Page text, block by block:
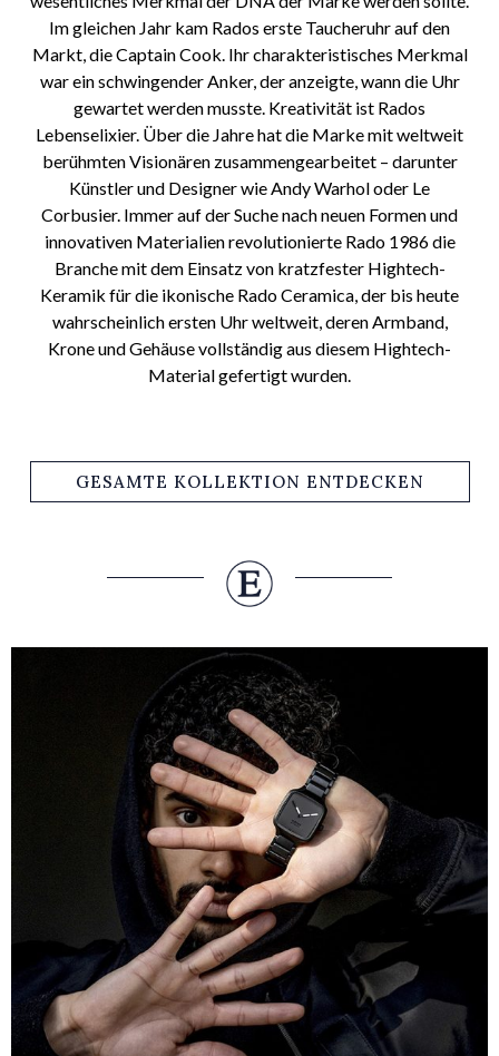
Im gleichen Jahr kam Rados erste Taucheruhr auf den
Markt, die Captain Cook. Ihr charakteristisches Merkmal
war ein schwingender Anker, der anzeigte, wann die Uhr
gewartet werden musste. Kreativität ist Rados
Lebenselixier. Über die Jahre hat die Marke mit weltweit
berühmten Visionären zusammengearbeitet – darunter
Künstler und Designer wie Andy Warhol oder Le
Corbusier. Immer auf der Suche nach neuen Formen und
innovativen Materialien revolutionierte Rado 1986 die
Branche mit dem Einsatz von kratzfester Hightech-
Keramik für die ikonische Rado Ceramica, der bis heute
wahrscheinlich ersten Uhr weltweit, deren Armband,
Krone und Gehäuse vollständig aus diesem Hightech-
Material gefertigt wurden.
GESAMTE KOLLEKTION ENTDECKEN